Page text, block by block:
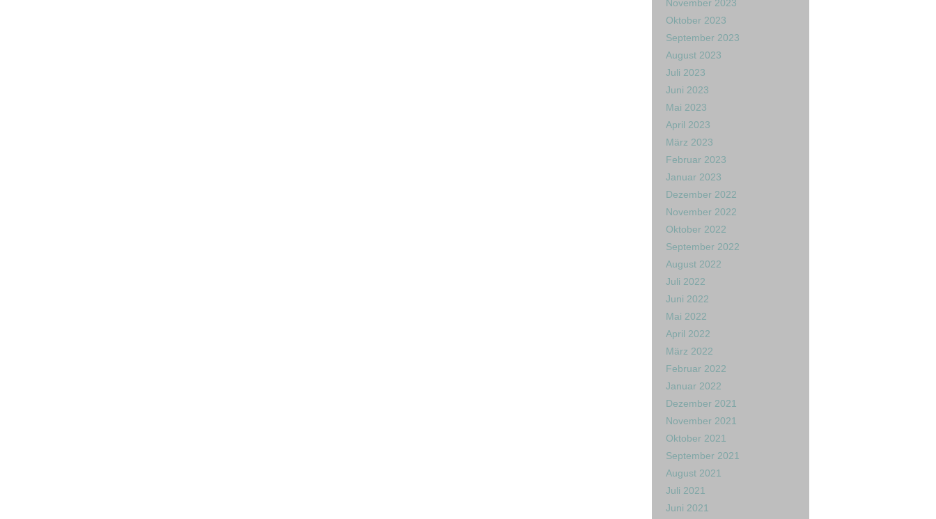
November 2023
Oktober 2023
September 2023
August 2023
Juli 2023
Juni 2023
Mai 2023
April 2023
März 2023
Februar 2023
Januar 2023
Dezember 2022
November 2022
Oktober 2022
September 2022
August 2022
Juli 2022
Juni 2022
Mai 2022
April 2022
März 2022
Februar 2022
Januar 2022
Dezember 2021
November 2021
Oktober 2021
September 2021
August 2021
Juli 2021
Juni 2021